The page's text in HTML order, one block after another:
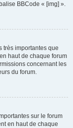
BBCode « [img] ».
très importantes que
haut de chaque forum
concernant les
du forum.
sur le forum
en haut de chaque